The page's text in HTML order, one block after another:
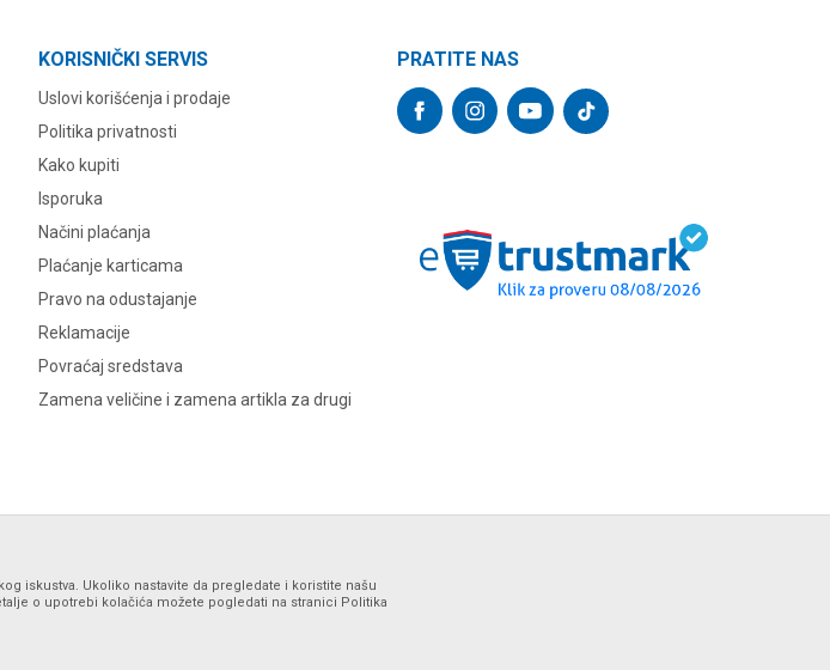
KORISNIČKI SERVIS
Uslovi korišćenja i prodaje
Politika privatnosti
Kako kupiti
Isporuka
Načini plaćanja
Plaćanje karticama
Pravo na odustajanje
Reklamacije
Povraćaj sredstava
Zamena veličine i zamena artikla za drugi
PRATITE NAS
iskustva. Ukoliko nastavite da pregledate i koristite našu
o upotrebi kolačića možete pogledati na stranici Politika